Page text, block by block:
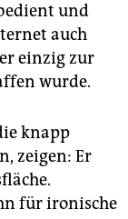
und
auch
einzig zur
wurde.
knapp
zeigen: Er
für ironische